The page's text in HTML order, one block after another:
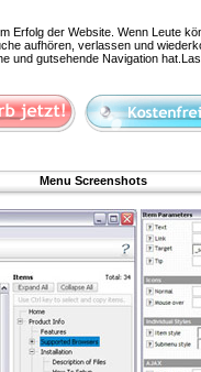
Erfolg der Website. Wenn Leute
aufhören, verlassen und
und gutsehende Navigation
Menu Screenshots